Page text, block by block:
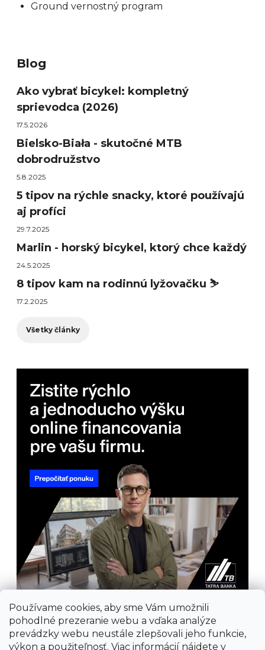
Používame cookies, aby sme Vám umožnili
pohodlné prezeranie webu a vďaka analýze
prevádzky webu neustále zlepšovali jeho funkcie,
výkon a použiteľnosť. Viac informácií nájdete v
Ground vernostný program
Blog
Ako vybrať bicykel: kompletný
sprievodca (2026)
17.5.2026
Bielsko-Biała - skutočné MTB
dobrodružstvo
5.8.2025
5 tipov na rýchle snacky, ktoré používajú
aj profíci
29.7.2025
Marlin - horský bicykel, ktorý chce každý
24.5.2025
8 tipov kam na rodinnú lyžovačku ⛷️
17.2.2025
Všetky články